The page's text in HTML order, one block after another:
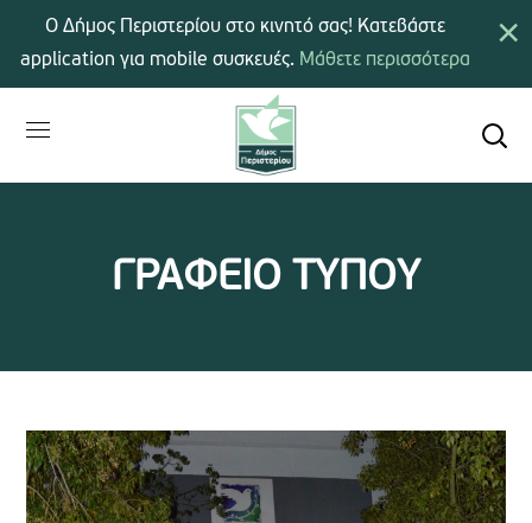
ΓΡΑΦΕΙΟ ΤΥΠΟΥ
×
Ο Δήμος Περιστερίου στο κινητό σας! Κατεβάστε
application για mobile συσκευές. Μάθετε περισσότερα